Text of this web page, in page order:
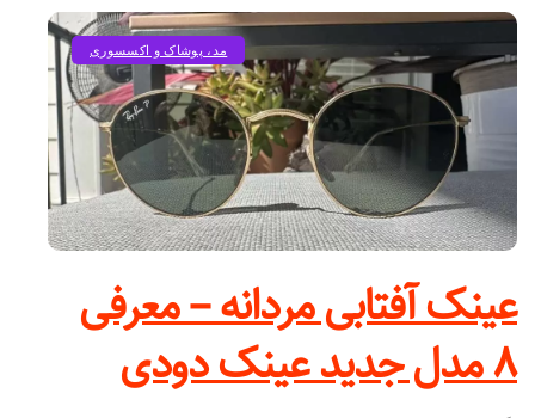
مد، پوشاک و اکسسوری
عینک آفتابی مردانه – معرفی
۸ مدل جدید عینک دودی